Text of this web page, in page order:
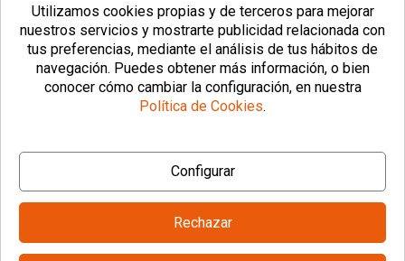
© Copyright 2026 PlásticoManía® |
Política de Privacidad| Política de Cookies| Configurar Cookies
Condiciones Generales
Utilizamos cookies propias y de terceros para mejorar
nuestros servicios y mostrarte publicidad relacionada con
tus preferencias, mediante el análisis de tus hábitos de
navegación. Puedes obtener más información, o bien
conocer cómo cambiar la configuración, en nuestra
Política de Cookies.
Configurar
Rechazar